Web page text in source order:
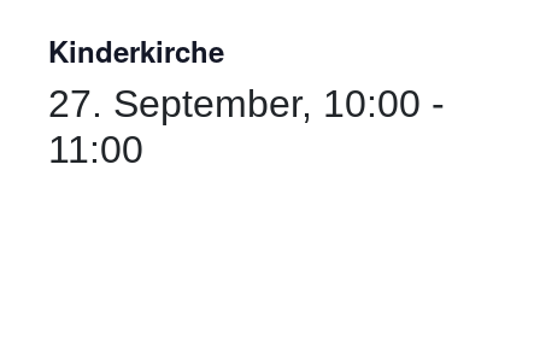
Kinderkirche
27. September, 10:00 -
11:00